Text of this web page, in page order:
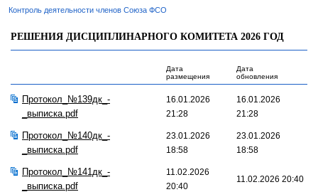
Контроль деятельности членов Союза ФСО
РЕШЕНИЯ ДИСЦИПЛИНАРНОГО КОМИТЕТА 2026 ГОД
Дата
размещения
Дата
обновления
Протокол_№139дк_-
_выписка.pdf
16.01.2026
21:28
16.01.2026
21:28
Протокол_№140дк_-
_выписка.pdf
23.01.2026
18:58
23.01.2026
18:58
Протокол_№141дк_-
_выписка.pdf
11.02.2026
20:40
11.02.2026 20:40